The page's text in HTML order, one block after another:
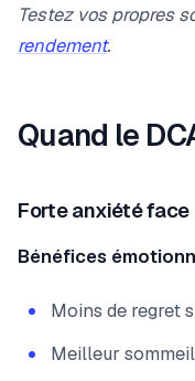
Testez vos propres
rendement.
Quand le
Forte anxiété
Bénéfices
Moins de regret
Meilleur sommeil